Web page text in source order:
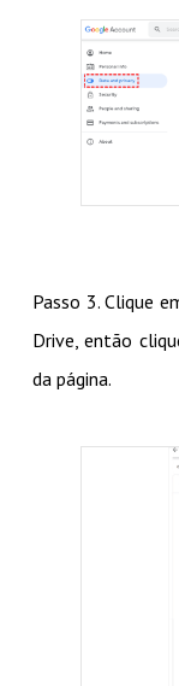
Passo 3. Clique
Drive, então
da página.